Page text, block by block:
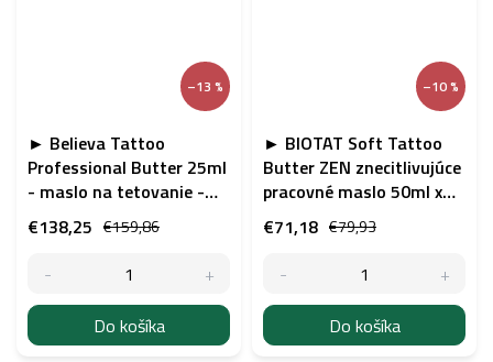
–13 %
► Believa Tattoo
Professional Butter 25ml
- maslo na tetovanie -
24ks
€159,86
€138,25
Do košíka
–10 %
► BIOTAT Soft Tattoo
Butter ZEN znecitlivujúce
pracovné maslo 50ml x
12
€79,93
€71,18
Do košíka